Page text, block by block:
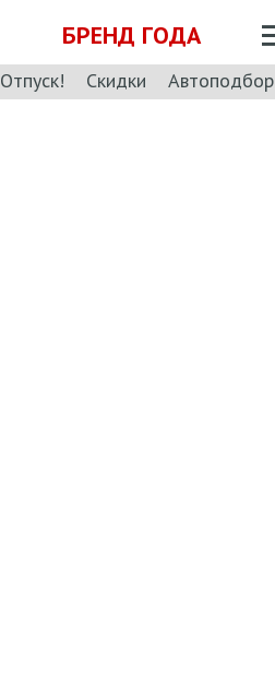
БРЕНД ГОДА
Отпуск! Скидки Автоподбор